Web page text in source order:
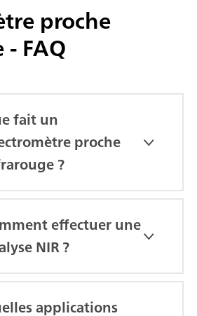
proche
FAQ
fait un
proche
?
effectuer une
NIR ?
applications